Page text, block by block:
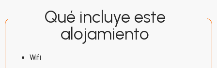
Qué incluye este
alojamiento
Wifi